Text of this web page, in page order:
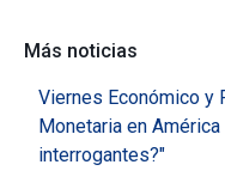
Más noticias
Viernes Económico y
Monetaria en
interrogantes?"